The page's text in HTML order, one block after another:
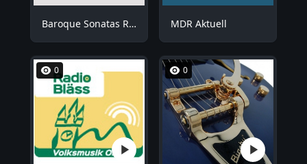
Baroque Sonatas Radio MDR Aktuell
0 0